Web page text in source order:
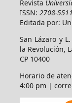
Revista
ISSN: 2708-5511
Editada por:
San Lázaro y
la Revolución,
CP 10400
Horario de
4:00 pm |